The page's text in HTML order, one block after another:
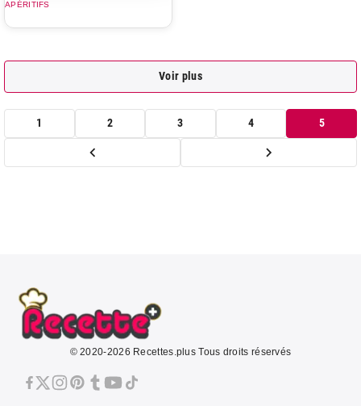
APÉRITIFS
Voir plus
1 2 3 4 5
© 2020-2026 Recettes.plus Tous droits réservés